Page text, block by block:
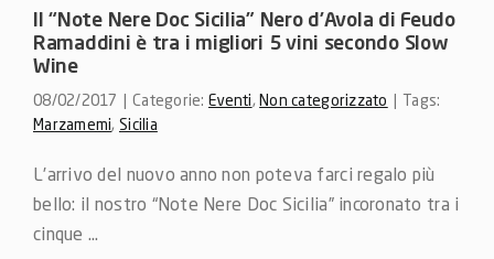
Il “Note Nere Doc Sicilia” Nero d’Avola di Feudo
Ramaddini è tra i migliori 5 vini secondo Slow
Wine
08/02/2017 | Categorie: Eventi,Non categorizzato | Tags:
Marzamemi, Sicilia
L’arrivo del nuovo anno non poteva farci regalo più
bello: il nostro “Note Nere Doc Sicilia” incoronato tra i
cinque ...